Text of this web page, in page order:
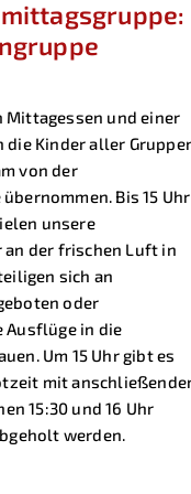
Mittagessen und einer
Kinder aller
von der
Bis 15 Uhr
unsere
an der frischen Luft in
sich an
oder
Ausflüge in die
Um 15 Uhr gibt es
mit
15:30 und 16 Uhr
werden.